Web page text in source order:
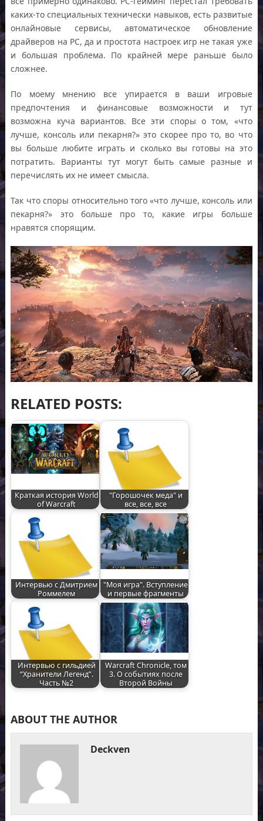
каких-то специальных технически навыков, есть развитые
онлайновые сервисы, автоматическое обновление
драйверов на PC, да и простота настроек игр не такая уже
и большая проблема. По крайней мере раньше было
сложнее.
По моему мнению все упирается в ваши игровые
предпочтения и финансовые возможности и тут
возможна куча вариантов. Все эти споры о том, «что
лучше, консоль или пекарня?» это скорее про то, во что
вы больше любите играть и сколько вы готовы на это
потратить. Варианты тут могут быть самые разные и
перечислять их не имеет смысла.
Так что споры относительно того «что лучше, консоль или
пекарня?» это больше про то, какие игры больше
нравятся спорящим.
RELATED POSTS:
Краткая история World
of Warcraft
"Горошочек меда" и
все, все, все
Интервью с Дмитрием
Роммелем
"Моя игра". Вступление
и первые фрагменты
Интервью с гильдией
“Хранители Легенд”.
Часть №2
Warcraft Chronicle, том
3. О событиях после
Второй Войны
ABOUT THE AUTHOR
Deckven